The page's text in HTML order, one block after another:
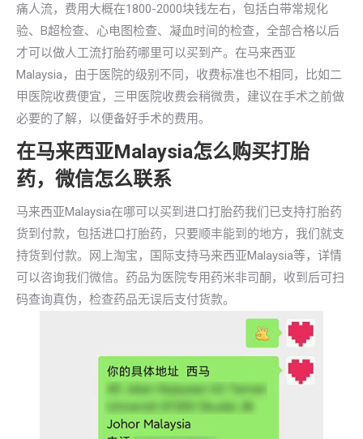
痛人流，费用大概在1800-2000块钱左右，包括白带常规化
验、B超检查、心电图检查、凝血时间的检查，全部合格以后
才可以做人工流打胎药哪里可以买到产。在马来西亚
Malaysia，由于医院的级别不同，收费标准也不相同，比如二
甲医院收费便宜，三甲医院收费会稍微贵，建议在手术之前做
必要的了解，以便备好手术的费用。
在马来西亚Malaysia怎么购买打胎
药，微信怎么联系
马来西亚Malaysia在哪可以买到进口打胎药我们已支持打胎药
货到付款，包括进口打胎药，只要顺丰能到的地方，我们就支
持货到付款。网上淘宝，国际支持马来西亚Malaysia等，详情
可以咨询我们微信。药品为医院专用药米非司酮，收到后可扫
码查询真伪，检查药品无误后支付货款。